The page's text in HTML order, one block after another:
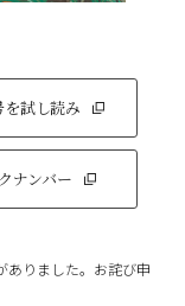
試し読み
ナンバー
ありました。お詫び申